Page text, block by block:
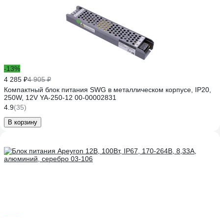
-13%
4 285 ₽4 905 ₽
Компактный блок питания SWG в металлическом корпусе, IP20,
250W, 12V YA-250-12 00-00002831
4.9(35)
В корзину